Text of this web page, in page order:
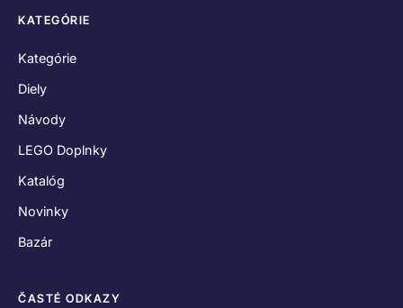
KATEGÓRIE
Kategórie
Diely
Návody
LEGO Doplnky
Katalóg
Novinky
Bazár
ČASTÉ ODKAZY